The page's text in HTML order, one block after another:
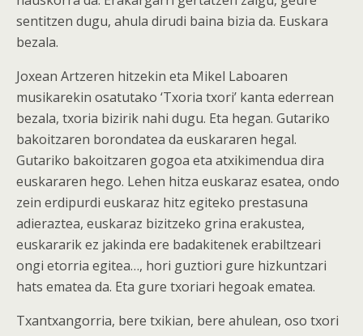
sentitzen dugu, ahula dirudi baina bizia da. Euskara
bezala.
Joxean Artzeren hitzekin eta Mikel Laboaren
musikarekin osatutako ‘Txoria txori’ kanta ederrean
bezala, txoria bizirik nahi dugu. Eta hegan. Gutariko
bakoitzaren borondatea da euskararen hegal.
Gutariko bakoitzaren gogoa eta atxikimendua dira
euskararen hego. Lehen hitza euskaraz esatea, ondo
zein erdipurdi euskaraz hitz egiteko prestasuna
adieraztea, euskaraz bizitzeko grina erakustea,
euskararik ez jakinda ere badakitenek erabiltzeari
ongi etorria egitea…, hori guztiori gure hizkuntzari
hats ematea da. Eta gure txoriari hegoak ematea.
Txantxangorria, bere txikian, bere ahulean, oso txori